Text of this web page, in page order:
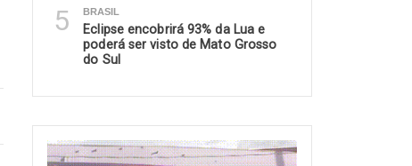
5 BRASIL
Eclipse encobrirá 93% da Lua e
poderá ser visto de Mato Grosso
do Sul